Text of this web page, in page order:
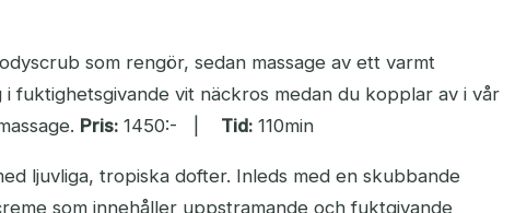
som rengör, sedan massage av ett varmt
vit näckros medan du kopplar av i vår
Pris: 1450:- | Tid: 110min
ljuvliga, tropiska dofter. Inleds med en skubbande
som innehåller uppstramande och fuktgivande